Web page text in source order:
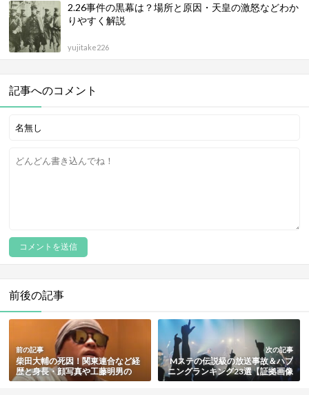
2.26事件の黒幕は？場所と原因・天皇の激怒などわか
りやすく解説
yujitake226
記事へのコメント
前後の記事
前の記事
柴田大輔の死因！関東連合など経
歴と身長・顔写真や工藤明男の
本・現在まで総まとめ
次の記事
Mステの伝説級の放送事故＆ハプ
ニングランキング23選【証拠画像
や動画多数】